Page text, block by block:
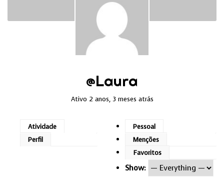
@laura
Ativo 2 anos, 3 meses atrás
Atividade
Perfil
Pessoal
Menções
Favoritos
Show: